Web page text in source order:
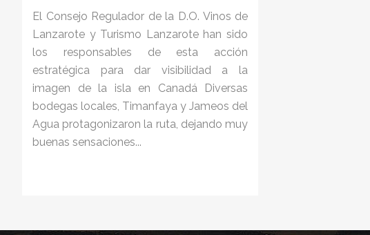
El Consejo Regulador de la D.O. Vinos de
Lanzarote y Turismo Lanzarote han sido
los responsables de esta acción
estratégica para dar visibilidad a la
imagen de la isla en Canadá Diversas
bodegas locales, Timanfaya y Jameos del
Agua protagonizaron la ruta, dejando muy
buenas sensaciones...